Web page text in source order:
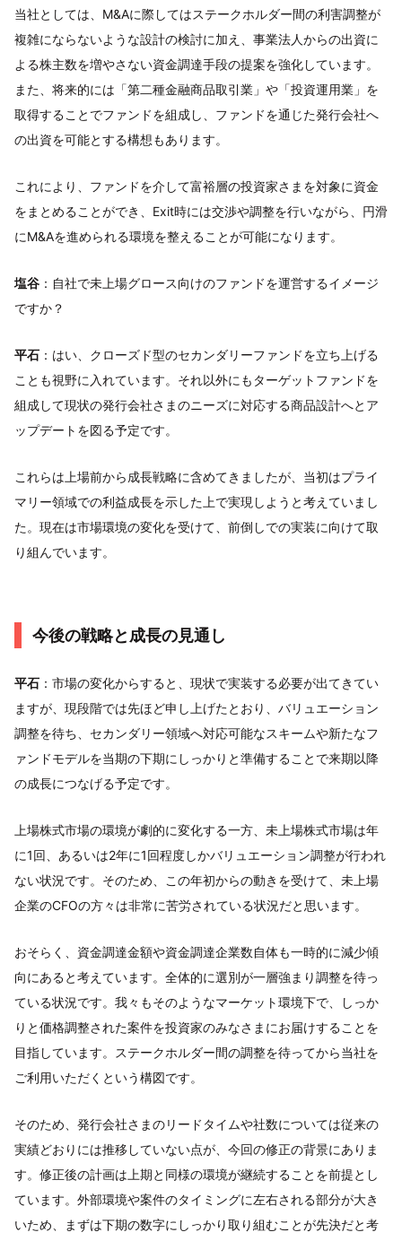
当社としては、M&Aに際してはステークホルダー間の利害調整が
複雑にならないような設計の検討に加え、事業法人からの出資に
よる株主数を増やさない資金調達手段の提案を強化しています。
また、将来的には「第二種金融商品取引業」や「投資運用業」を
取得することでファンドを組成し、ファンドを通じた発行会社へ
の出資を可能とする構想もあります。
これにより、ファンドを介して富裕層の投資家さまを対象に資金
をまとめることができ、Exit時には交渉や調整を行いながら、円滑
にM&Aを進められる環境を整えることが可能になります。
塩谷 ：自社で未上場グロース向けのファンドを運営するイメージ
ですか？
平石 ：はい、クローズド型のセカンダリーファンドを立ち上げる
ことも視野に入れています。それ以外にもターゲットファンドを
組成して現状の発行会社さまのニーズに対応する商品設計へとア
ップデートを図る予定です。
これらは上場前から成長戦略に含めてきましたが、当初はプライ
マリー領域での利益成長を示した上で実現しようと考えていまし
た。現在は市場環境の変化を受けて、前倒しでの実装に向けて取
り組んでいます。
今後の戦略と成長の見通し
平石 ：市場の変化からすると、現状で実装する必要が出てきてい
ますが、現段階では先ほど申し上げたとおり、バリュエーション
調整を待ち、セカンダリー領域へ対応可能なスキームや新たなフ
ァンドモデルを当期の下期にしっかりと準備することで来期以降
の成長につなげる予定です。
上場株式市場の環境が劇的に変化する一方、未上場株式市場は年
に1回、あるいは2年に1回程度しかバリュエーション調整が行われ
ない状況です。そのため、この年初からの動きを受けて、未上場
企業のCFOの方々は非常に苦労されている状況だと思います。
おそらく、資金調達金額や資金調達企業数自体も一時的に減少傾
向にあると考えています。全体的に選別が一層強まり調整を待っ
ている状況です。我々もそのようなマーケット環境下で、しっか
りと価格調整された案件を投資家のみなさまにお届けすることを
目指しています。ステークホルダー間の調整を待ってから当社を
ご利用いただくという構図です。
そのため、発行会社さまのリードタイムや社数については従来の
実績どおりには推移していない点が、今回の修正の背景にありま
す。修正後の計画は上期と同様の環境が継続することを前提とし
ています。外部環境や案件のタイミングに左右される部分が大き
いため、まずは下期の数字にしっかり取り組むことが先決だと考